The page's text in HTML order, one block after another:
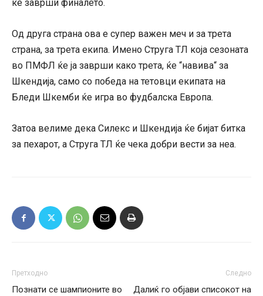
ќе заврши финалето.
Од друга страна ова е супер важен меч и за трета
страна, за трета екипа. Имено Струга ТЛ која сезоната
во ПМФЛ ќе ја заврши како трета, ќе “навива“ за
Шкендија, само со победа на тетовци екипата на
Бледи Шкемби ќе игра во фудбалска Европа.
Затоа велиме дека Силекс и Шкендија ќе бијат битка
за пехарот, а Струга ТЛ ќе чека добри вести за неа.
Претходно
Познати се шампионите во
Следно
Далиќ го објави списокот на